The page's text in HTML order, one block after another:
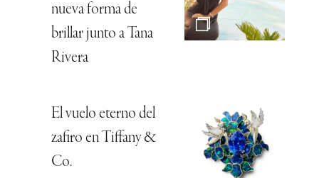
nueva forma de
brillar junto a Tana
Rivera
El vuelo eterno del
zafiro en Tiffany &
Co.